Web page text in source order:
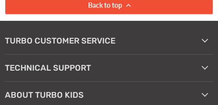
Back to top
TURBO CUSTOMER SERVICE
TECHNICAL SUPPORT
ABOUT TURBO KIDS